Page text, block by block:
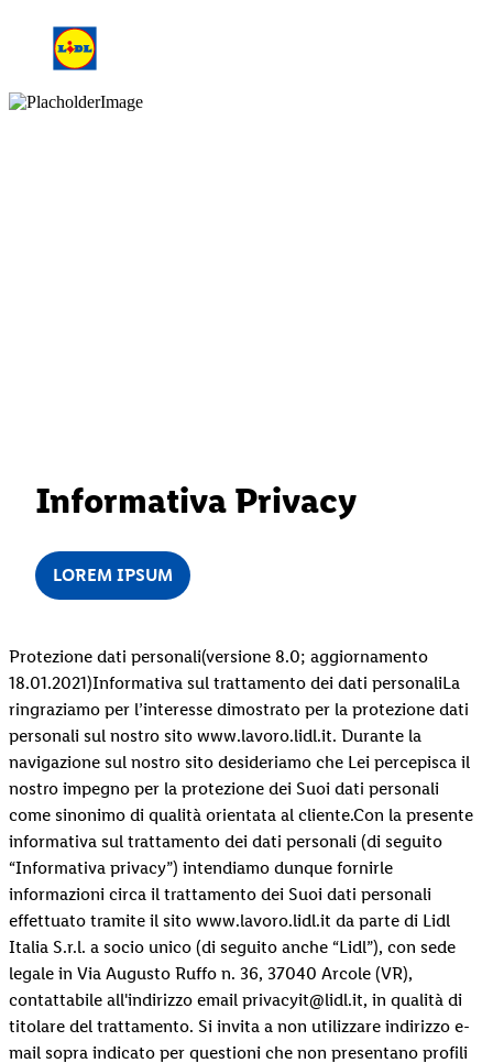
Informativa Privacy
LOREM IPSUM
Protezione dati personali(versione 8.0; aggiornamento
18.01.2021)Informativa sul trattamento dei dati personaliLa
ringraziamo per l’interesse dimostrato per la protezione dati
personali sul nostro sito www.lavoro.lidl.it. Durante la
navigazione sul nostro sito desideriamo che Lei percepisca il
nostro impegno per la protezione dei Suoi dati personali
come sinonimo di qualità orientata al cliente.Con la presente
informativa sul trattamento dei dati personali (di seguito
“Informativa privacy”) intendiamo dunque fornirle
informazioni circa il trattamento dei Suoi dati personali
effettuato tramite il sito www.lavoro.lidl.it da parte di Lidl
Italia S.r.l. a socio unico (di seguito anche “Lidl”), con sede
legale in Via Augusto Ruffo n. 36, 37040 Arcole (VR),
contattabile all'indirizzo email privacyit@lidl.it, in qualità di
titolare del trattamento. Si invita a non utilizzare indirizzo e-
mail sopra indicato per questioni che non presentano profili